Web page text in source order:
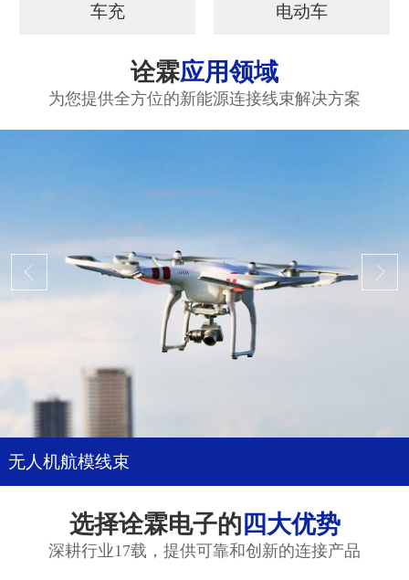
车充 电动车
诠霖应用领域
为您提供全方位的新能源连接线束解决方案
无人机航模线束
选择诠霖电子的 四大优势
深耕行业17载，提供可靠和创新的连接产品